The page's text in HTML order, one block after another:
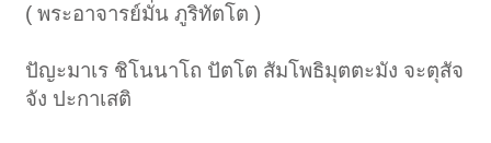
( พระอาจารย์มั่น ภูริทัตโต )
ปัญะมาเร ชิโนนาโถ ปัตโต สัมโพธิมุตตะมัง จะตุสัจ
จัง ปะกาเสติ